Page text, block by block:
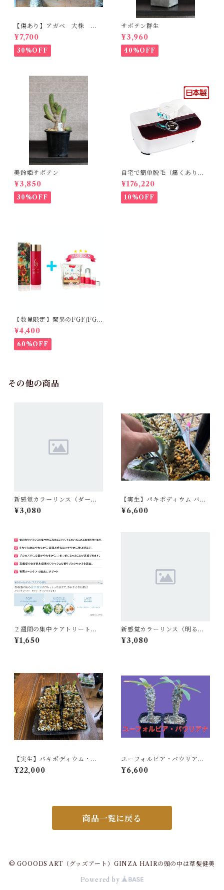
【傷あり】アガベ 大株 ボ
ビコルヌータ カウズホーン
¥7,700
30%OFF
サボテン群生
¥3,960
40%OFF
美鈴姫サボテン
¥3,850
30%OFF
自宅で簡単脱毛（痛くありま
せん。byエトウ）
¥176,220
10%OFF
【数量限定】驚異のFGF/FGF
アンチエイジング化粧水
¥4,400
60%OFF
その他の商品
新感覚カラーリンス（ダーク
ブラウン）
¥3,080
【実生】パキポディウム バロ
ニー Pachypodium baronii
¥6,600
２週間の集中ケアトリートメ
ント100g
¥1,650
新感覚カラーリンス（明るめ
ブラウン）
¥3,080
【実生】パキポディウム・ウ
ィンゾリー Pachypodium b
aronii var. windsorii
¥22,000
ユーフォルビア・パウリアナ
（Euphorbia pauliana）
¥6,600
商品一覧に戻る
© GOOODS ART（グッズアート）GINZA HAIRの頭の中は草髪健美
Powered by